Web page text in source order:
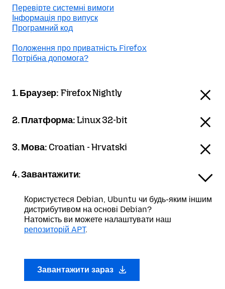
Перевірте системні вимоги
Інформація про випуск
Програмний код
Положення про приватність Firefox
Потрібна допомога?
1. Браузер: Firefox Nightly
2. Платформа:Linux 32-bit
3. Мова: Croatian - Hrvatski
4. Завантажити:
Користуєтеся Debian, Ubuntu чи будь-яким іншим
дистрибутивом на основі Debian?
Натомість ви можете налаштувати наш
репозиторій APT.
Завантажити зараз